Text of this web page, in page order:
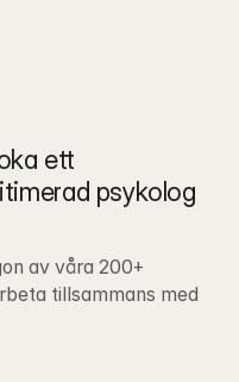
ett
psykolog
av våra 200+
tillsammans med